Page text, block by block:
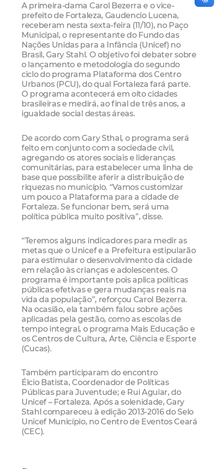
A primeira-dama Carol Bezerra e o vice-
prefeito de Fortaleza, Gaudencio Lucena,
receberam nesta sexta-feira (11/10), no Paço
Municipal, o representante do Fundo das
Nações Unidas para a Infância (Unicef) no
Brasil, Gary Stahl. O objetivo foi debater sobre
o lançamento e metodologia do segundo
ciclo do programa Plataforma dos Centro
Urbanos (PCU), do qual Fortaleza fará parte.
O programa acontecerá em oito cidades
brasileiras e medirá, ao final de três anos, a
igualdade social destas áreas.
De acordo com Gary Sthal, o programa será
feito em conjunto com a sociedade civil,
agregando os atores sociais e lideranças
comunitárias, para estabelecer uma linha de
base que possibilite aferir a distribuição de
riquezas no município. “Vamos customizar
um pouco a Plataforma para a cidade de
Fortaleza. Se funcionar bem, será uma
política pública muito positiva”, disse.
“Teremos alguns indicadores para medir as
metas que o Unicef e a Prefeitura estipularão
para estimular o desenvolvimento da cidade
em relação às crianças e adolescentes. O
programa é importante pois aplica políticas
públicas efetivas e gera mudanças reais na
vida da população”, reforçou Carol Bezerra.
Na ocasião, ela também falou sobre ações
aplicadas pela gestão, como as escolas de
tempo integral, o programa Mais Educação e
os Centros de Cultura, Arte, Ciência e Esporte
(Cucas).
Também participaram do encontro
Élcio Batista, Coordenador de Políticas
Públicas para Juventude; e Rui Aguiar, do
Unicef – Fortaleza. Após a solenidade, Gary
Stahl compareceu à edição 2013-2016 do Selo
Unicef Município, no Centro de Eventos Ceará
(CEC).